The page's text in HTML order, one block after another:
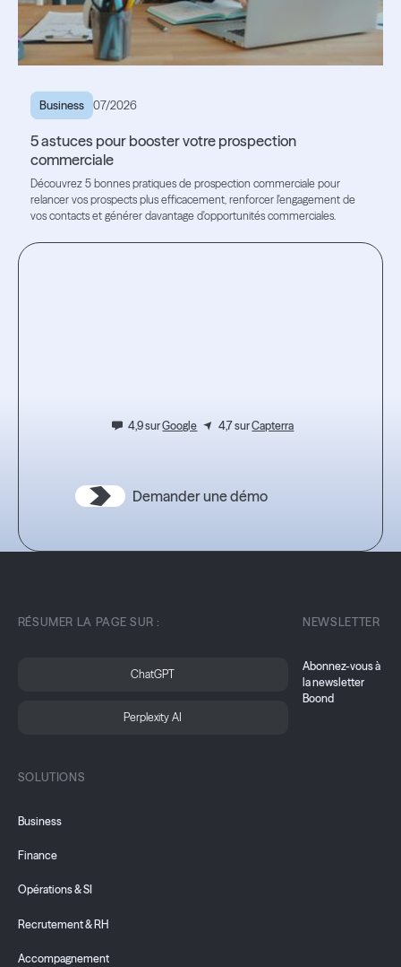
Business 07/2026
5 astuces pour booster votre prospection
commerciale
Découvrez 5 bonnes pratiques de prospection commerciale pour
relancer vos prospects plus efficacement, renforcer l'engagement de
vos contacts et générer davantage d'opportunités commerciales.
4,9 surGoogle 4,7 surCapterra
Demander une démo
RÉSUMER LA PAGE SUR :
ChatGPT
Perplexity AI
SOLUTIONS
Business
Finance
Opérations & SI
Recrutement & RH
Accompagnement
NEWSLETTER
Abonnez-vous à
la newsletter
Boond